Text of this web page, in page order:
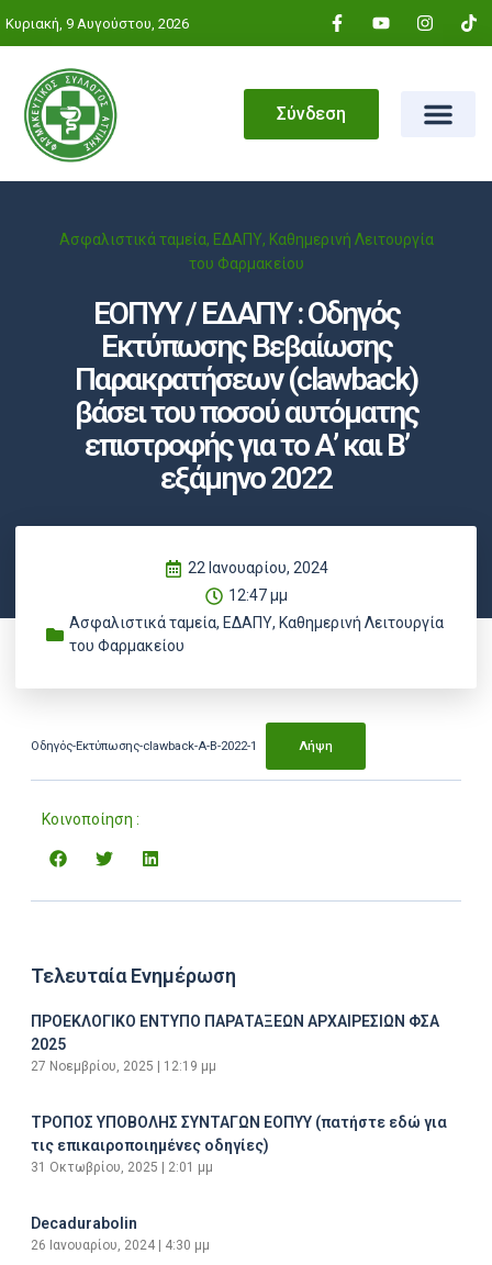
Κυριακή, 9 Αυγούστου, 2026
Σύνδεση
Ασφαλιστικά ταμεία, ΕΔΑΠΥ, Καθημερινή Λειτουργία
του Φαρμακείου
ΕΟΠΥΥ / ΕΔΑΠΥ : Οδηγός
Εκτύπωσης Βεβαίωσης
Παρακρατήσεων (clawback)
βάσει του ποσού αυτόματης
επιστροφής για το Α’ και Β’
εξάμηνο 2022
22 Ιανουαρίου, 2024
12:47 μμ
Ασφαλιστικά ταμεία, ΕΔΑΠΥ, Καθημερινή Λειτουργία
του Φαρμακείου
Οδηγός-Εκτύπωσης-clawback-Α-Β-2022-1 Λήψη
Κοινοποίηση :
Τελευταία Ενημέρωση
ΠΡΟΕΚΛΟΓΙΚΟ ΕΝΤΥΠΟ ΠΑΡΑΤΑΞΕΩΝ ΑΡΧΑΙΡΕΣΙΩΝ ΦΣΑ
2025
27 Νοεμβρίου, 2025 12:19 μμ
ΤΡΟΠΟΣ ΥΠΟΒΟΛΗΣ ΣΥΝΤΑΓΩΝ ΕΟΠΥΥ (πατήστε εδώ για
τις επικαιροποιημένες οδηγίες)
31 Οκτωβρίου, 2025 2:01 μμ
Decadurabolin
26 Ιανουαρίου, 2024 4:30 μμ